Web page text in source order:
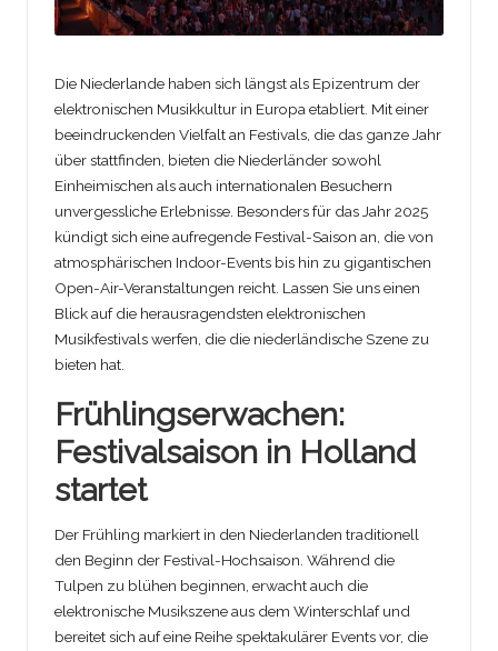
Die Niederlande haben sich längst als Epizentrum der
elektronischen Musikkultur in Europa etabliert. Mit einer
beeindruckenden Vielfalt an Festivals, die das ganze Jahr
über stattfinden, bieten die Niederländer sowohl
Einheimischen als auch internationalen Besuchern
unvergessliche Erlebnisse. Besonders für das Jahr 2025
kündigt sich eine aufregende Festival-Saison an, die von
atmosphärischen Indoor-Events bis hin zu gigantischen
Open-Air-Veranstaltungen reicht. Lassen Sie uns einen
Blick auf die herausragendsten elektronischen
Musikfestivals werfen, die die niederländische Szene zu
bieten hat.
Frühlingserwachen:
Festivalsaison in Holland
startet
Der Frühling markiert in den Niederlanden traditionell
den Beginn der Festival-Hochsaison. Während die
Tulpen zu blühen beginnen, erwacht auch die
elektronische Musikszene aus dem Winterschlaf und
bereitet sich auf eine Reihe spektakulärer Events vor, die